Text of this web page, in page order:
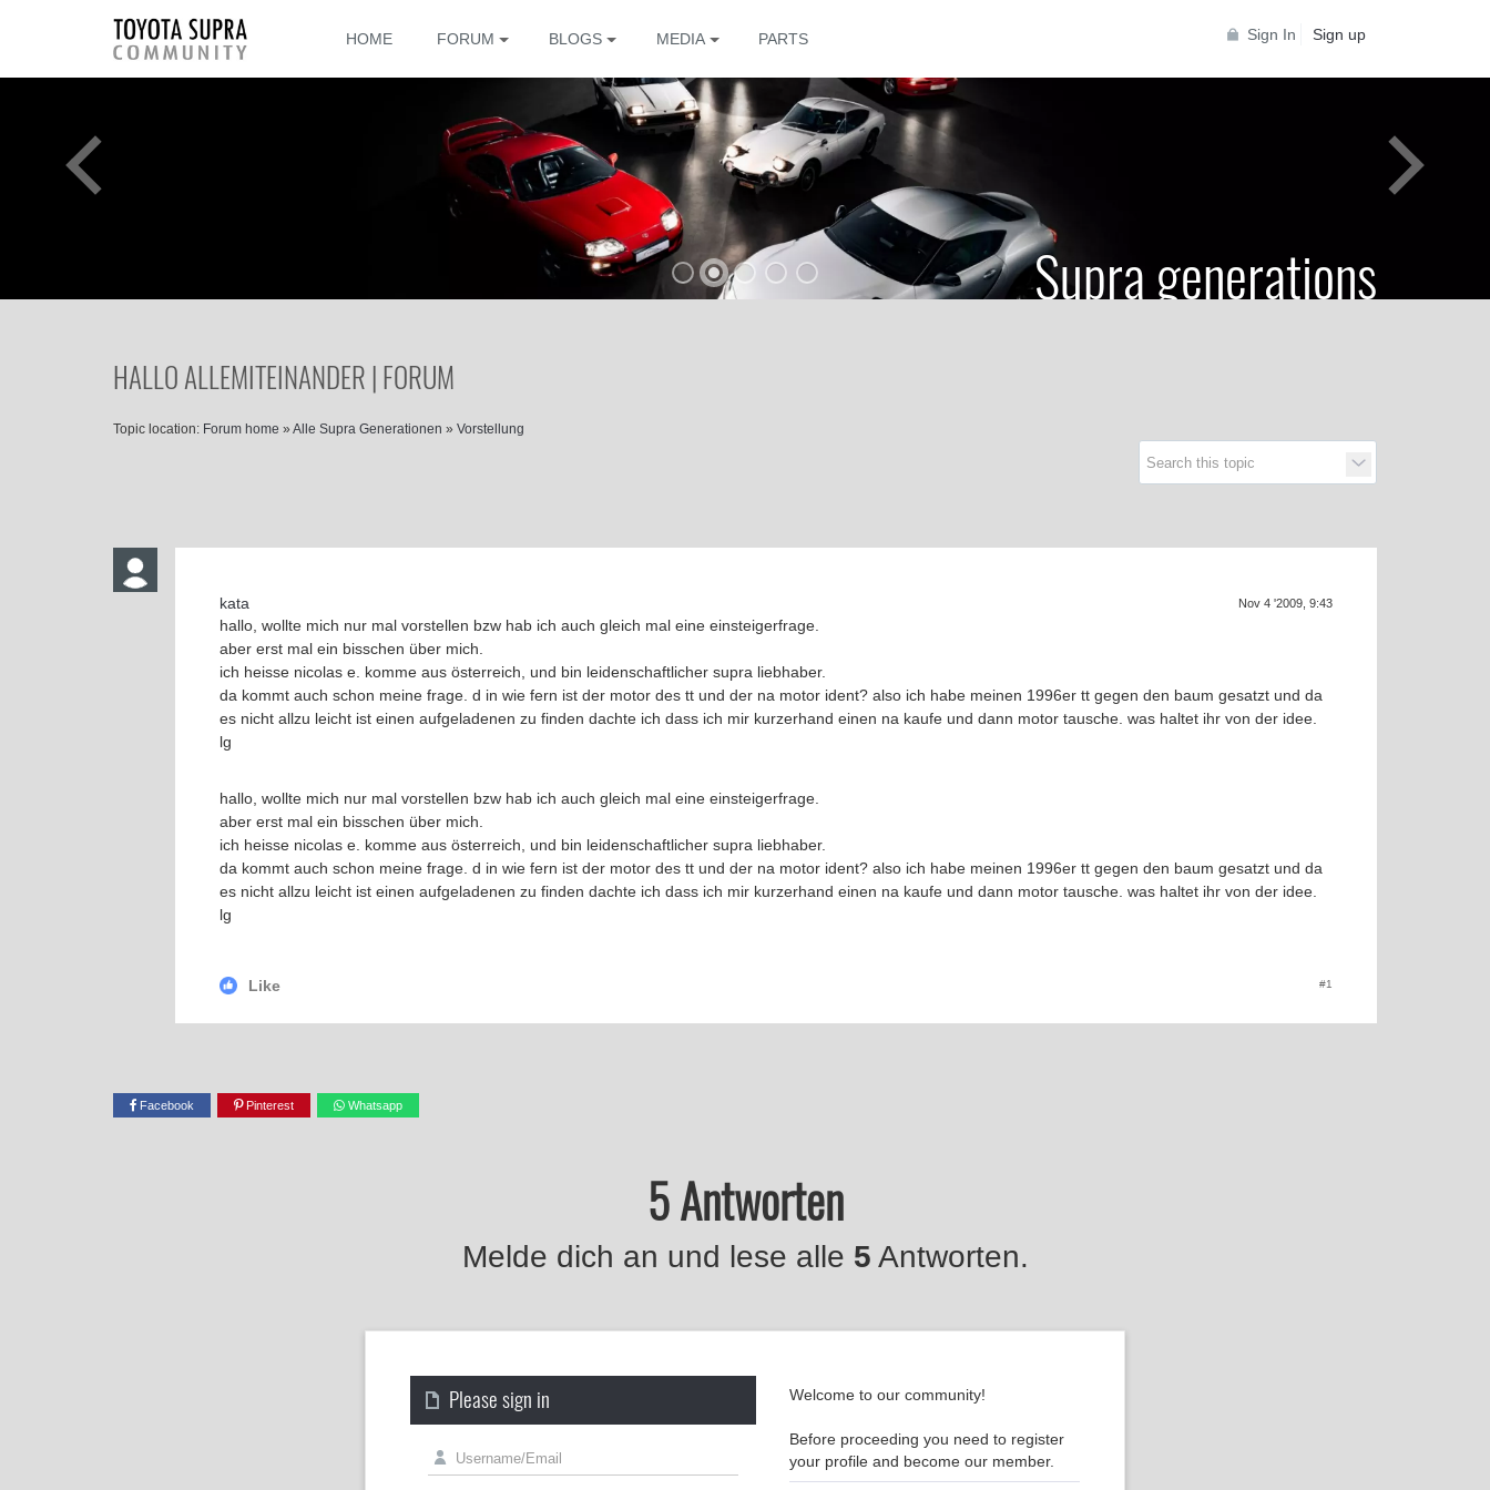
Sign In Sign up
HOME FORUM BLOGS MEDIA PARTS
Supra
f
Supra generations
HALLO ALLEMITEINANDER | FORUM
Topic location: Forum home » Alle Supra Generationen » Vorstellung
kata Nov 4 '2009, 9:43
hallo, wollte mich nur mal vorstellen bzw hab ich auch gleich mal eine einsteigerfrage.
aber erst mal ein bisschen über mich.
ich heisse nicolas e. komme aus österreich, und bin leidenschaftlicher supra liebhaber.
da kommt auch schon meine frage. d in wie fern ist der motor des tt und der na motor ident? also ich habe meinen 1996er tt gegen den baum gesatzt und da
es nicht allzu leicht ist einen aufgeladenen zu finden dachte ich dass ich mir kurzerhand einen na kaufe und dann motor tausche. was haltet ihr von der idee.
lg
hallo, wollte mich nur mal vorstellen bzw hab ich auch gleich mal eine einsteigerfrage.
aber erst mal ein bisschen über mich.
ich heisse nicolas e. komme aus österreich, und bin leidenschaftlicher supra liebhaber.
da kommt auch schon meine frage. d in wie fern ist der motor des tt und der na motor ident? also ich habe meinen 1996er tt gegen den baum gesatzt und da
es nicht allzu leicht ist einen aufgeladenen zu finden dachte ich dass ich mir kurzerhand einen na kaufe und dann motor tausche. was haltet ihr von der idee.
lg
Like #1
Facebook Pinterest Whatsapp
5 Antworten
Melde dich an und lese alle 5 Antworten.
Please sign in Welcome to our community!
Before proceeding you need to register
your profile and become our member.